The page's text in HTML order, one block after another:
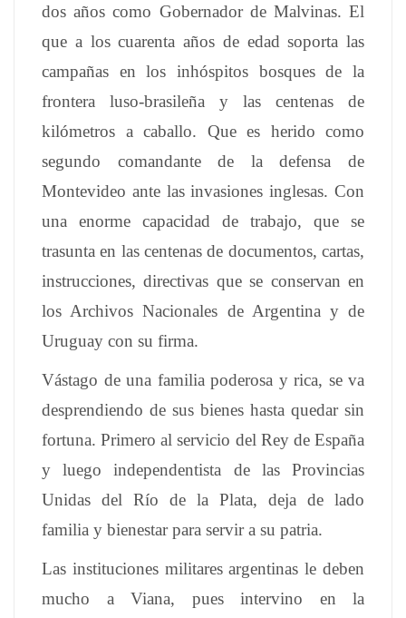
dos años como Gobernador de Malvinas. El
que a los cuarenta años de edad soporta las
campañas en los inhóspitos bosques de la
frontera luso-brasileña y las centenas de
kilómetros a caballo. Que es herido como
segundo comandante de la defensa de
Montevideo ante las invasiones inglesas. Con
una enorme capacidad de trabajo, que se
trasunta en las centenas de documentos, cartas,
instrucciones, directivas que se conservan en
los Archivos Nacionales de Argentina y de
Uruguay con su firma.
Vástago de una familia poderosa y rica, se va
desprendiendo de sus bienes hasta quedar sin
fortuna. Primero al servicio del Rey de España
y luego independentista de las Provincias
Unidas del Río de la Plata, deja de lado
familia y bienestar para servir a su patria.
Las instituciones militares argentinas le deben
mucho a Viana, pues intervino en la